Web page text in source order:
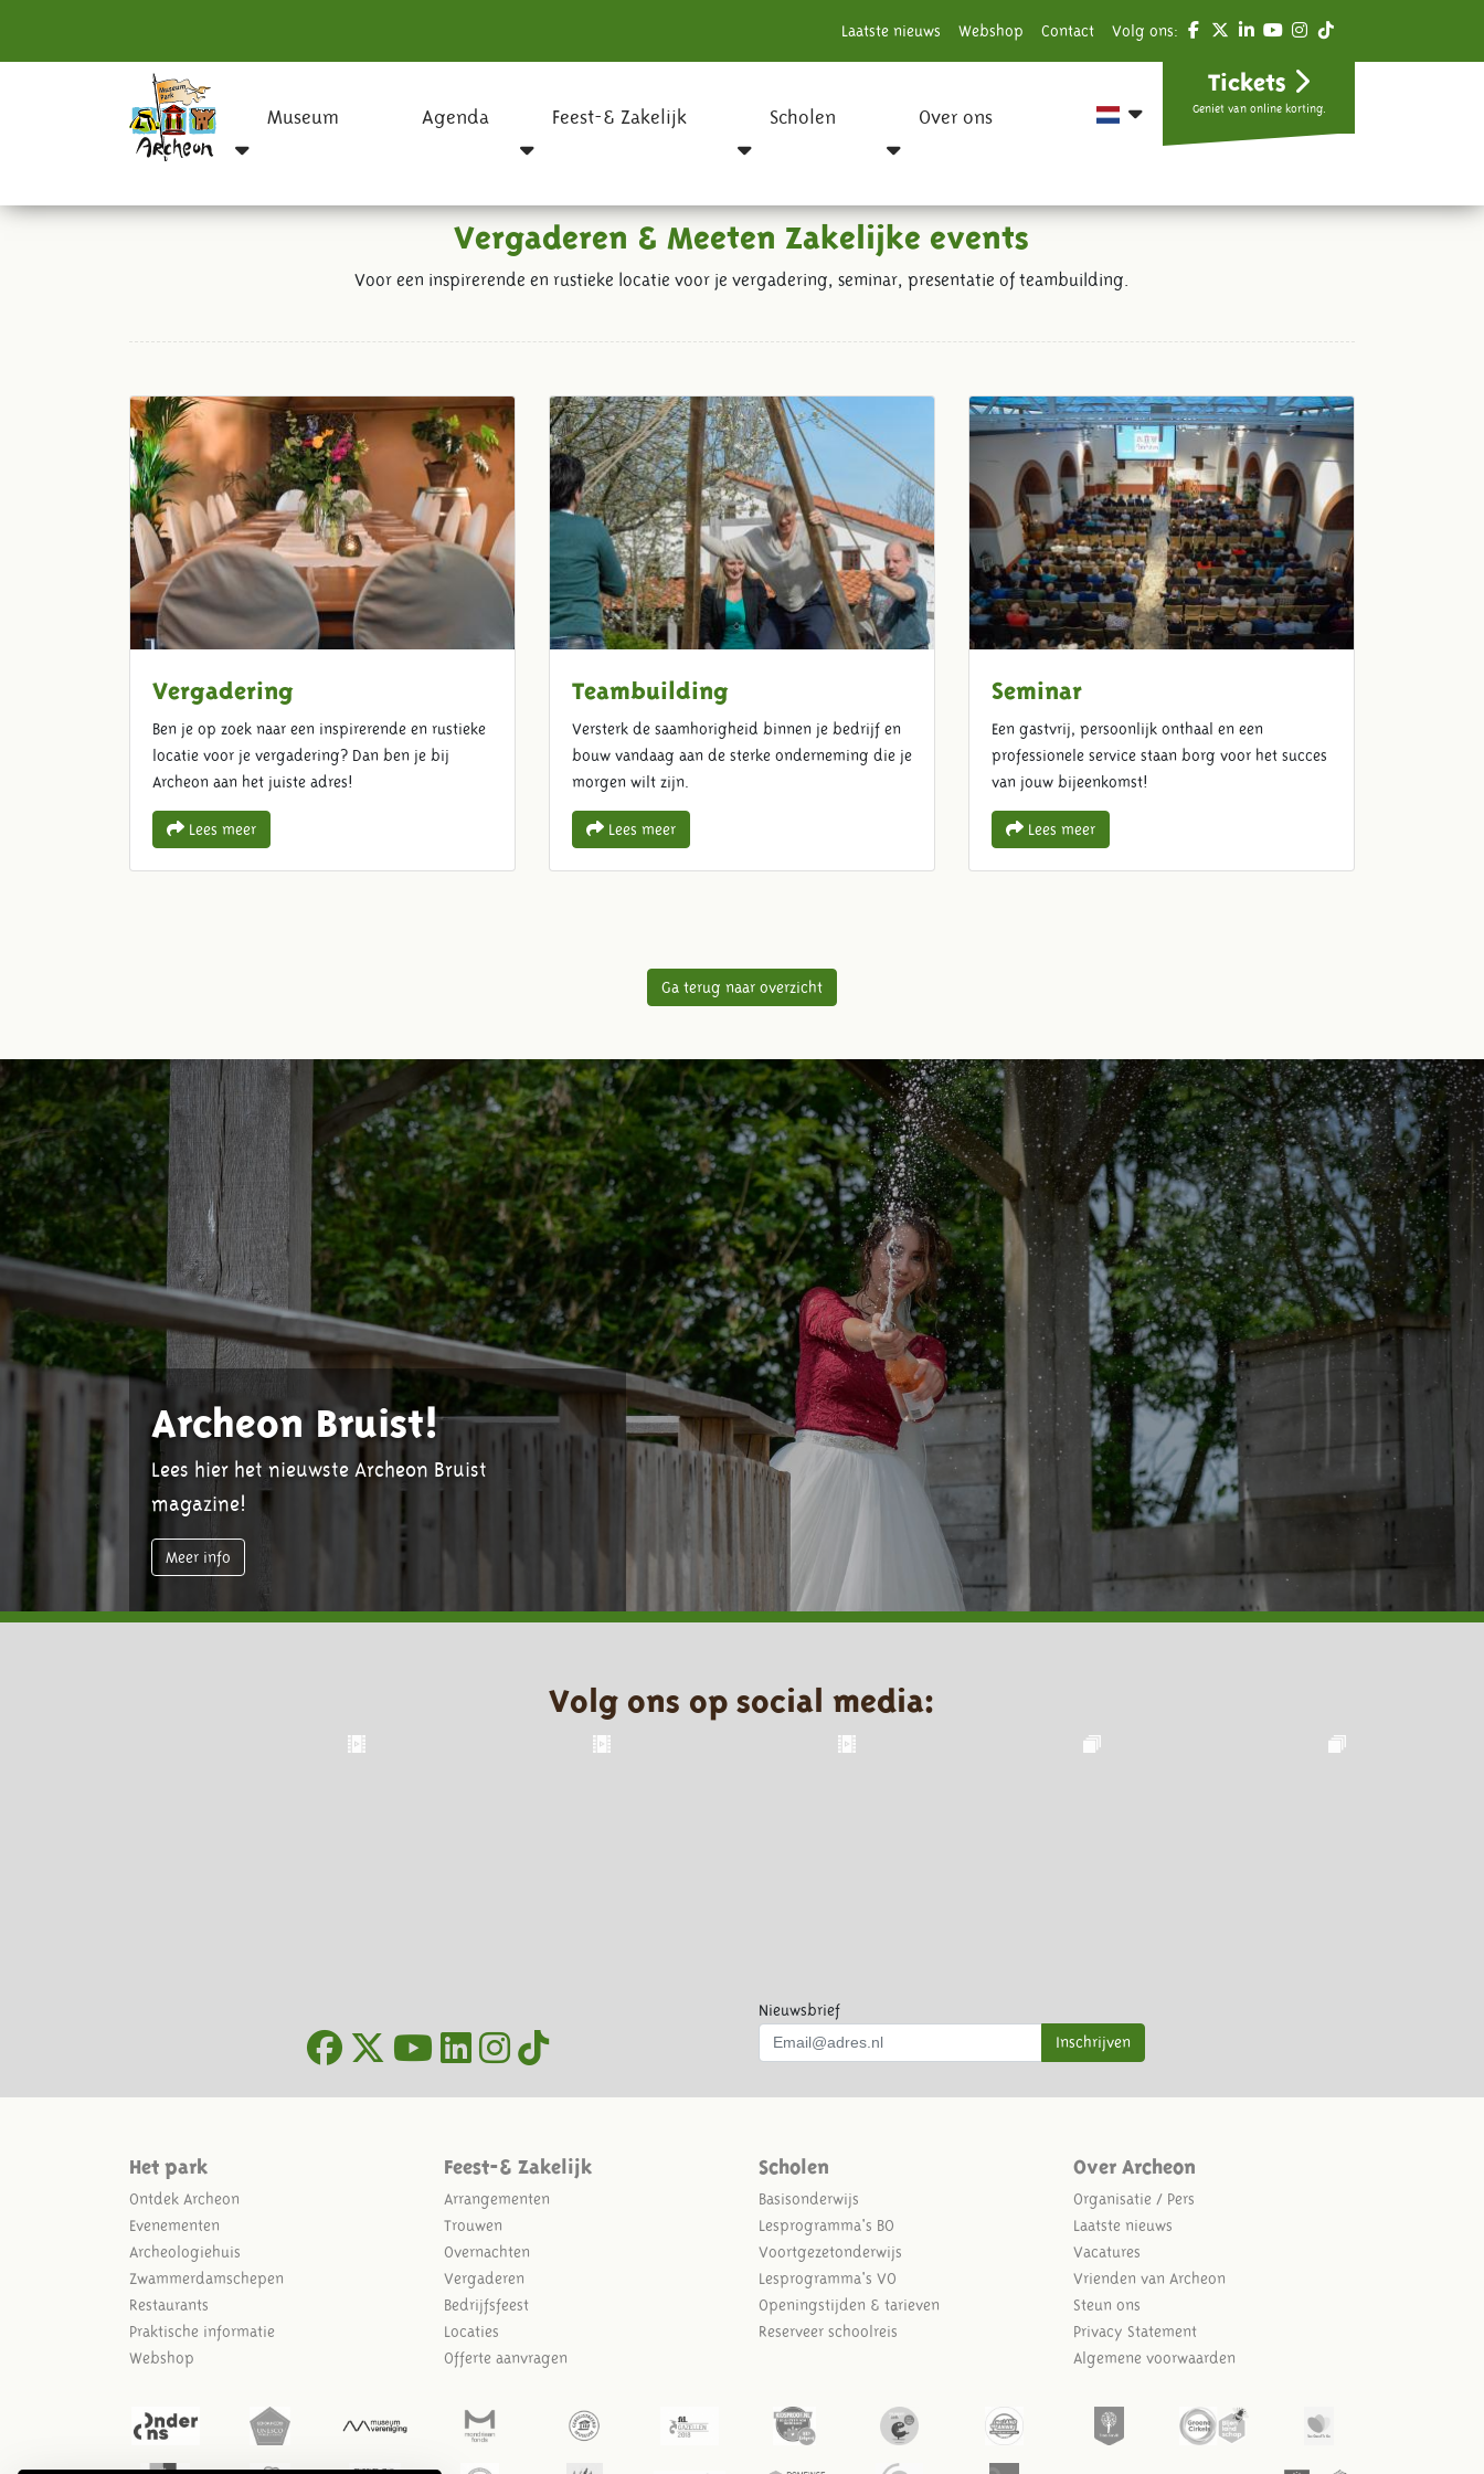
Laatste nieuws Webshop Contact Volg ons:
Museum Agenda Feest-& Zakelijk Scholen Over ons
Tickets
Geniet van online korting.
Vergaderen & Meeten Zakelijke events
Voor een inspirerende en rustieke locatie voor je vergadering, seminar, presentatie of teambuilding.
Vergadering
Ben je op zoek naar een inspirerende en rustieke
locatie voor je vergadering? Dan ben je bij
Archeon aan het juiste adres!
Lees meer
Teambuilding
Versterk de saamhorigheid binnen je bedrijf en
bouw vandaag aan de sterke onderneming die je
morgen wilt zijn.
Lees meer
Seminar
Een gastvrij, persoonlijk onthaal en een
professionele service staan borg voor het succes
van jouw bijeenkomst!
Lees meer
Ga terug naar overzicht
Archeon Bruist!
Lees hier het nieuwste Archeon Bruist
magazine!
Meer info
Volg ons op social media:
Nieuwsbrief
Inschrijven
Het park
Ontdek Archeon
Evenementen
Archeologiehuis
Zwammerdamschepen
Restaurants
Praktische informatie
Webshop
Feest-& Zakelijk
Arrangementen
Trouwen
Overnachten
Vergaderen
Bedrijfsfeest
Locaties
Offerte aanvragen
Scholen
Basisonderwijs
Lesprogramma's BO
Voortgezetonderwijs
Lesprogramma's VO
Openingstijden & tarieven
Reserveer schoolreis
Over Archeon
Organisatie / Pers
Laatste nieuws
Vacatures
Vrienden van Archeon
Steun ons
Privacy Statement
Algemene voorwaarden